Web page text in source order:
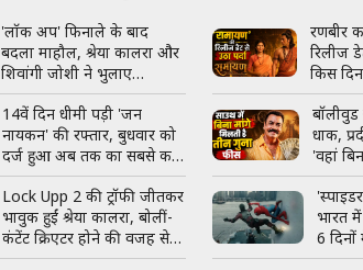
'लॉक अप' फिनाले के बाद
बदला माहौल, श्रेया कालरा और
शिवांगी जोशी ने भुलाए
मनमुटाव; पार्टी में साथ किया
डांस
14वें दिन धीमी पड़ी 'जन
नायकन' की रफ्तार, बुधवार को
दर्ज हुआ अब तक का सबसे कम
बॉक्स ऑफिस कलेक्शन
Lock Upp 2 की ट्रॉफी जीतकर
भावुक हुईं श्रेया कालरा, बोलीं-
कंटेंट क्रिएटर होने की वजह से
मुझे कम समझा गया
रणबीर
रिलीज
किस
भव्य एंट्री
धाक,
'वहां
गुना
भारत
6
एंट्री